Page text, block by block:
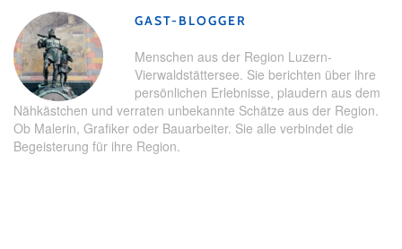
GAST-BLOGGER
Menschen aus der Region Luzern-
Vierwaldstättersee. Sie berichten über ihre
persönlichen Erlebnisse, plaudern aus dem
Nähkästchen und verraten unbekannte Schätze aus der Region.
Ob Malerin, Grafiker oder Bauarbeiter. Sie alle verbindet die
Begeisterung für ihre Region.